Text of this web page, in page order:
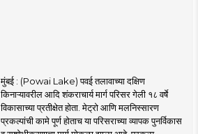
मुंबई : (Powai Lake) पवई तलावाच्या दक्षिण
किनाऱ्यावरील आदि शंकराचार्य मार्ग परिसर गेली १८ वर्षे
विकासाच्या प्रतीक्षेत होता. मेट्रो आणि मलनिस्सारण
प्रकल्पांची कामे पूर्ण होताच या परिसराच्या व्यापक पुनर्विकास